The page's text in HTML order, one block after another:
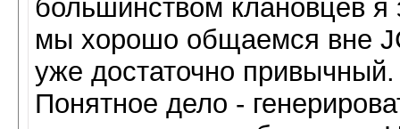
большинством клановцев я
мы хорошо общаемся вне
уже достаточно
Понятное дело -